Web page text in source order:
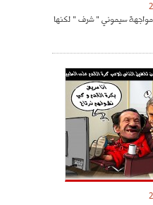
سيموني " شرف " لكنها